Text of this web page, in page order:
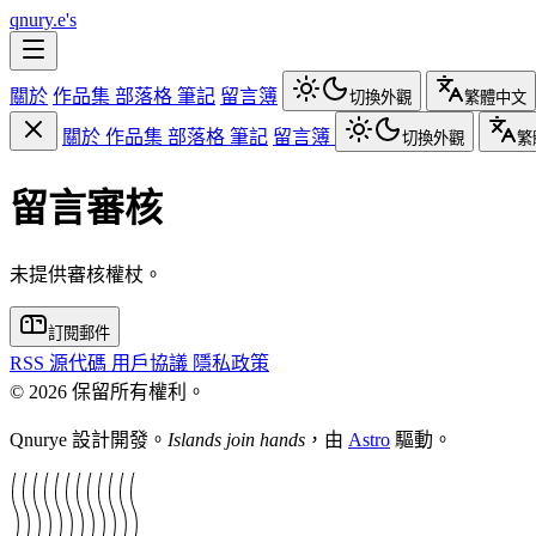
qnury.e's
關於 作品集 部落格 筆記 留言簿 切換外觀 繁體中文
關於 作品集 部落格 筆記 留言簿 切換外觀 繁
留言審核
未提供審核權杖。
訂閱郵件
RSS 源代碼 用戶協議 隱私政策
© 2026 保留所有權利。
Qnurye 設計開發。 Islands join hands ，由 Astro 驅動。